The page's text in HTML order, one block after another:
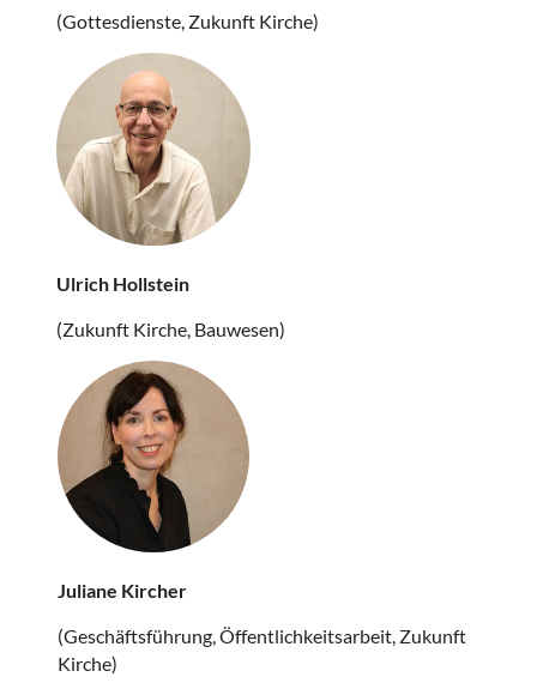
(Gottesdienste, Zukunft Kirche)
Ulrich Hollstein
(Zukunft Kirche, Bauwesen)
Juliane Kircher
(Geschäftsführung, Öffentlichkeitsarbeit, Zukunft
Kirche)